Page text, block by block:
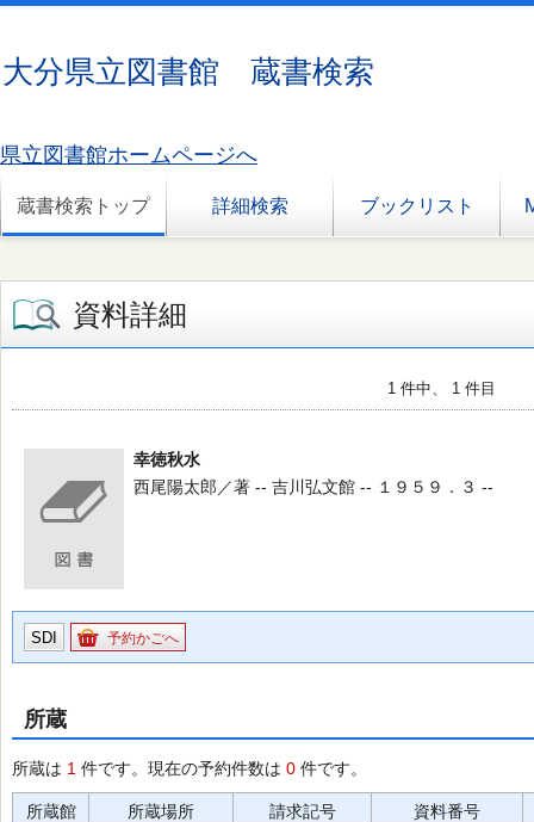
大分県立図書館 蔵書検索
県立図書館ホームページへ
蔵書検索トップ 詳細検索 ブックリスト
資料詳細
1 件中、 1 件目
幸徳秋水
西尾陽太郎／著 -- 吉川弘文館 -- １９５９．３ --
SDI 予約かごへ
所蔵
所蔵は 1 件です。現在の予約件数は 0 件です。
所蔵館 所蔵場所 請求記号 資料番号